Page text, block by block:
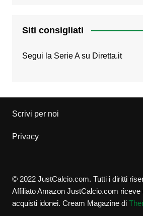
Siti consigliati
Segui la Serie A su Diretta.it
Scrivi per noi
Privacy
© 2022 JustCalcio.com. Tutti i diritti
Affiliato Amazon JustCalcio.com riceve
acquisti idonei. Cream Magazine di